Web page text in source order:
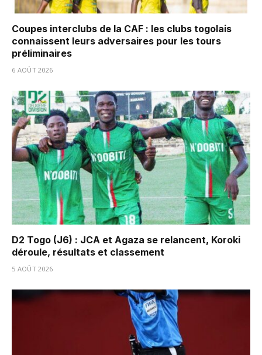
Coupes interclubs de la CAF : les clubs togolais
connaissent leurs adversaires pour les tours
préliminaires
6 AOÛT 2026
D2 Togo (J6) : JCA et Agaza se relancent, Koroki
déroule, résultats et classement
5 AOÛT 2026